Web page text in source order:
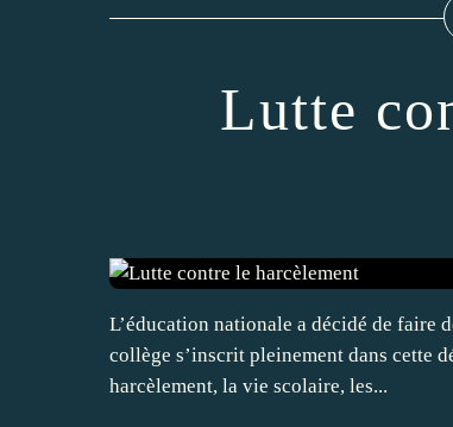
Lutte
L’éducation nationale a décidé de faire
collège s’inscrit pleinement dans cette
harcèlement, la vie scolaire, les...